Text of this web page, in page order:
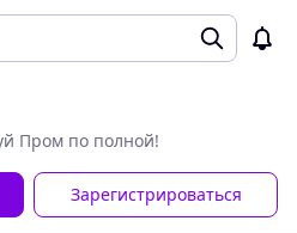
Пром по полной!
Зарегистрироваться